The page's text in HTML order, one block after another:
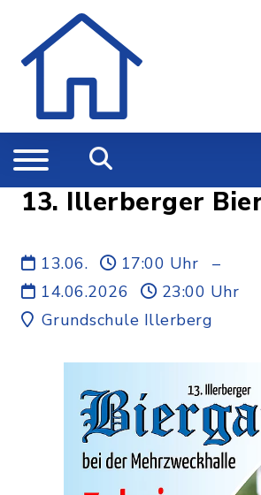
13. Illerberger
13.06. 17:00 Uhr
–
14.06.2026
23:00 Uhr
Grundschule Illerberg